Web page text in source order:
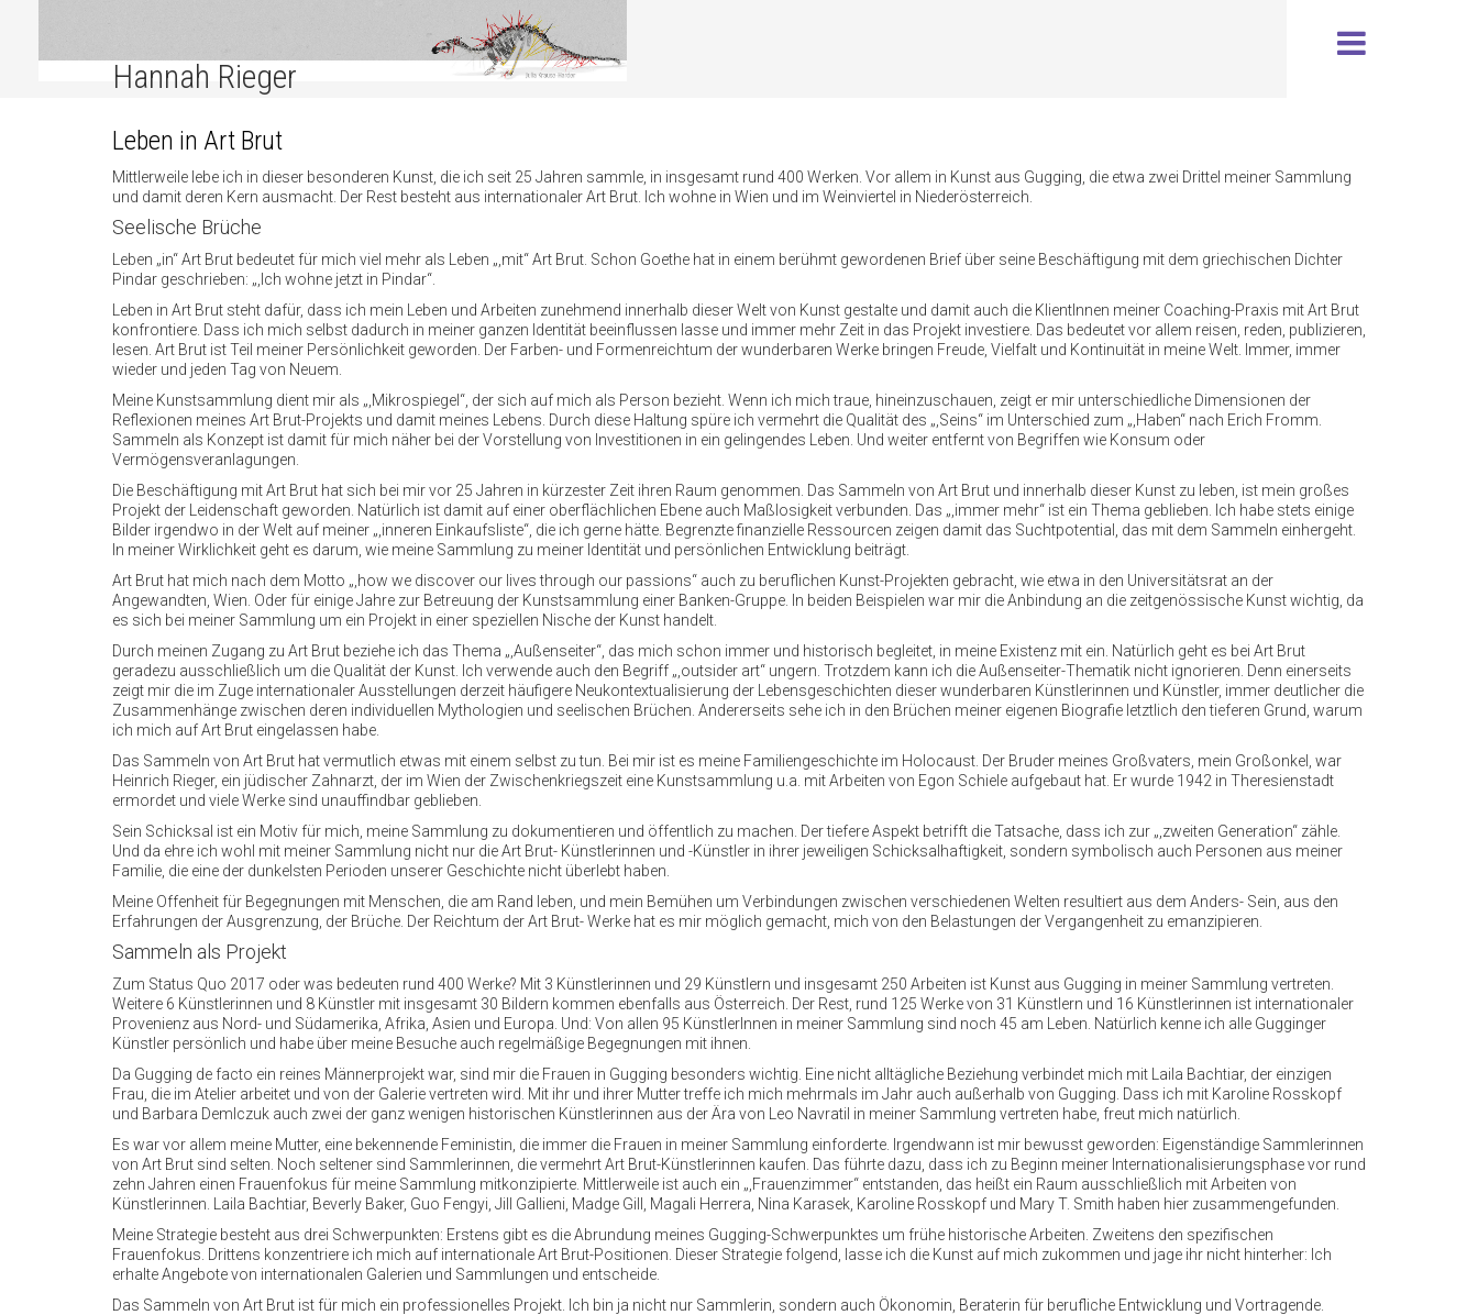
Hannah Rieger
Leben in Art Brut
Mittlerweile lebe ich in dieser besonderen Kunst, die ich seit 25 Jahren sammle, in insgesamt rund 400 Werken. Vor allem in Kunst aus Gugging, die etwa zwei Drittel meiner Sammlung
und damit deren Kern ausmacht. Der Rest besteht aus internationaler Art Brut. Ich wohne in Wien und im Weinviertel in Niederösterreich.
Seelische Brüche
Leben „in“ Art Brut bedeutet für mich viel mehr als Leben „,mit“ Art Brut. Schon Goethe hat in einem berühmt gewordenen Brief über seine Beschäftigung mit dem griechischen Dichter
Pindar geschrieben: „,Ich wohne jetzt in Pindar“.
Leben in Art Brut steht dafür, dass ich mein Leben und Arbeiten zunehmend innerhalb dieser Welt von Kunst gestalte und damit auch die KlientInnen meiner Coaching-Praxis mit Art Brut
konfrontiere. Dass ich mich selbst dadurch in meiner ganzen Identität beeinflussen lasse und immer mehr Zeit in das Projekt investiere. Das bedeutet vor allem reisen, reden, publizieren,
lesen. Art Brut ist Teil meiner Persönlichkeit geworden. Der Farben- und Formenreichtum der wunderbaren Werke bringen Freude, Vielfalt und Kontinuität in meine Welt. Immer, immer
wieder und jeden Tag von Neuem.
Meine Kunstsammlung dient mir als „,Mikrospiegel“, der sich auf mich als Person bezieht. Wenn ich mich traue, hineinzuschauen, zeigt er mir unterschiedliche Dimensionen der
Reflexionen meines Art Brut-Projekts und damit meines Lebens. Durch diese Haltung spüre ich vermehrt die Qualität des „,Seins“ im Unterschied zum „,Haben“ nach Erich Fromm.
Sammeln als Konzept ist damit für mich näher bei der Vorstellung von Investitionen in ein gelingendes Leben. Und weiter entfernt von Begriffen wie Konsum oder
Vermögensveranlagungen.
Die Beschäftigung mit Art Brut hat sich bei mir vor 25 Jahren in kürzester Zeit ihren Raum genommen. Das Sammeln von Art Brut und innerhalb dieser Kunst zu leben, ist mein großes
Projekt der Leidenschaft geworden. Natürlich ist damit auf einer oberflächlichen Ebene auch Maßlosigkeit verbunden. Das „,immer mehr“ ist ein Thema geblieben. Ich habe stets einige
Bilder irgendwo in der Welt auf meiner „,inneren Einkaufsliste“, die ich gerne hätte. Begrenzte finanzielle Ressourcen zeigen damit das Suchtpotential, das mit dem Sammeln einhergeht.
In meiner Wirklichkeit geht es darum, wie meine Sammlung zu meiner Identität und persönlichen Entwicklung beiträgt.
Art Brut hat mich nach dem Motto „,how we discover our lives through our passions“ auch zu beruflichen Kunst-Projekten gebracht, wie etwa in den Universitätsrat an der
Angewandten, Wien. Oder für einige Jahre zur Betreuung der Kunstsammlung einer Banken-Gruppe. In beiden Beispielen war mir die Anbindung an die zeitgenössische Kunst wichtig, da
es sich bei meiner Sammlung um ein Projekt in einer speziellen Nische der Kunst handelt.
Durch meinen Zugang zu Art Brut beziehe ich das Thema „,Außenseiter“, das mich schon immer und historisch begleitet, in meine Existenz mit ein. Natürlich geht es bei Art Brut
geradezu ausschließlich um die Qualität der Kunst. Ich verwende auch den Begriff „,outsider art“ ungern. Trotzdem kann ich die Außenseiter-Thematik nicht ignorieren. Denn einerseits
zeigt mir die im Zuge internationaler Ausstellungen derzeit häufigere Neukontextualisierung der Lebensgeschichten dieser wunderbaren Künstlerinnen und Künstler, immer deutlicher die
Zusammenhänge zwischen deren individuellen Mythologien und seelischen Brüchen. Andererseits sehe ich in den Brüchen meiner eigenen Biografie letztlich den tieferen Grund, warum
ich mich auf Art Brut eingelassen habe.
Das Sammeln von Art Brut hat vermutlich etwas mit einem selbst zu tun. Bei mir ist es meine Familiengeschichte im Holocaust. Der Bruder meines Großvaters, mein Großonkel, war
Heinrich Rieger, ein jüdischer Zahnarzt, der im Wien der Zwischenkriegszeit eine Kunstsammlung u.a. mit Arbeiten von Egon Schiele aufgebaut hat. Er wurde 1942 in Theresienstadt
ermordet und viele Werke sind unauffindbar geblieben.
Sein Schicksal ist ein Motiv für mich, meine Sammlung zu dokumentieren und öffentlich zu machen. Der tiefere Aspekt betrifft die Tatsache, dass ich zur „,zweiten Generation“ zähle.
Und da ehre ich wohl mit meiner Sammlung nicht nur die Art Brut- Künstlerinnen und -Künstler in ihrer jeweiligen Schicksalhaftigkeit, sondern symbolisch auch Personen aus meiner
Familie, die eine der dunkelsten Perioden unserer Geschichte nicht überlebt haben.
Meine Offenheit für Begegnungen mit Menschen, die am Rand leben, und mein Bemühen um Verbindungen zwischen verschiedenen Welten resultiert aus dem Anders- Sein, aus den
Erfahrungen der Ausgrenzung, der Brüche. Der Reichtum der Art Brut- Werke hat es mir möglich gemacht, mich von den Belastungen der Vergangenheit zu emanzipieren.
Sammeln als Projekt
Zum Status Quo 2017 oder was bedeuten rund 400 Werke? Mit 3 Künstlerinnen und 29 Künstlern und insgesamt 250 Arbeiten ist Kunst aus Gugging in meiner Sammlung vertreten.
Weitere 6 Künstlerinnen und 8 Künstler mit insgesamt 30 Bildern kommen ebenfalls aus Österreich. Der Rest, rund 125 Werke von 31 Künstlern und 16 Künstlerinnen ist internationaler
Provenienz aus Nord- und Südamerika, Afrika, Asien und Europa. Und: Von allen 95 KünstlerInnen in meiner Sammlung sind noch 45 am Leben. Natürlich kenne ich alle Gugginger
Künstler persönlich und habe über meine Besuche auch regelmäßige Begegnungen mit ihnen.
Da Gugging de facto ein reines Männerprojekt war, sind mir die Frauen in Gugging besonders wichtig. Eine nicht alltägliche Beziehung verbindet mich mit Laila Bachtiar, der einzigen
Frau, die im Atelier arbeitet und von der Galerie vertreten wird. Mit ihr und ihrer Mutter treffe ich mich mehrmals im Jahr auch außerhalb von Gugging. Dass ich mit Karoline Rosskopf
und Barbara Demlczuk auch zwei der ganz wenigen historischen Künstlerinnen aus der Ära von Leo Navratil in meiner Sammlung vertreten habe, freut mich natürlich.
Es war vor allem meine Mutter, eine bekennende Feministin, die immer die Frauen in meiner Sammlung einforderte. Irgendwann ist mir bewusst geworden: Eigenständige Sammlerinnen
von Art Brut sind selten. Noch seltener sind Sammlerinnen, die vermehrt Art Brut-Künstlerinnen kaufen. Das führte dazu, dass ich zu Beginn meiner Internationalisierungsphase vor rund
zehn Jahren einen Frauenfokus für meine Sammlung mitkonzipierte. Mittlerweile ist auch ein „,Frauenzimmer“ entstanden, das heißt ein Raum ausschließlich mit Arbeiten von
Künstlerinnen. Laila Bachtiar, Beverly Baker, Guo Fengyi, Jill Gallieni, Madge Gill, Magali Herrera, Nina Karasek, Karoline Rosskopf und Mary T. Smith haben hier zusammengefunden.
Meine Strategie besteht aus drei Schwerpunkten: Erstens gibt es die Abrundung meines Gugging-Schwerpunktes um frühe historische Arbeiten. Zweitens den spezifischen
Frauenfokus. Drittens konzentriere ich mich auf internationale Art Brut-Positionen. Dieser Strategie folgend, lasse ich die Kunst auf mich zukommen und jage ihr nicht hinterher: Ich
erhalte Angebote von internationalen Galerien und Sammlungen und entscheide.
Das Sammeln von Art Brut ist für mich ein professionelles Projekt. Ich bin ja nicht nur Sammlerin, sondern auch Ökonomin, Beraterin für berufliche Entwicklung und Vortragende.